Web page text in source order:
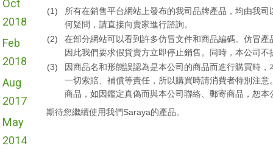
Oct
2018
Feb
2018
Aug
2017
May
2014
(1)
所有在銷售平台網站上發布的我司品牌產品，均由我
何疑問，請直接向賣家進行諮詢。
(2)
在部分網站可以看到許多仿冒文件和商品編碼。仿冒
因此我們要求假貨賣方立即停止銷售。同時，本公司
(3)
因商品名和形態誤認為是本公司的商品而進行購買時
一切索賠、補償等責任，所以購買時請消費者特別注
商品，如因鑑定真偽而與本公司聯絡、郵寄商品，恕
期待您繼續使用我們Saraya的產品。